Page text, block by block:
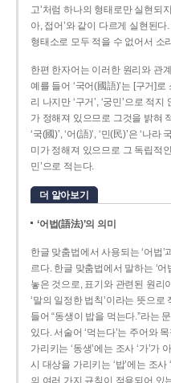
고’처럼 하나의 형태로만 실현되
아, 접어’와 같이 다르게 실현된
형태소로 모두 적을 수 없어서 소
한편 한자어는 이러한 원리와 관
예를 들어 ‘국어(國語)’는 [구거]로
리 나지만 ‘구거’, ‘궁민’으로 적
가 정해져 있으므로 그것을 밝혀
‘국(國)’, ‘어(語)’, ‘민(民)’은 ‘나라
미가 정해져 있으므로 그 독립적
민’으로 적는다.
더 알아보기
‘어법(語法)’의 의미
한글 맞춤법에서 사용되는 ‘어법’
르다. 한글 맞춤법에서 말하는 ‘
놓은 것으로, 표기와 관련된 원리
‘말의 일정한 법칙’이라는 뜻으
들어 “동생이 밥을 먹는다.”라는
있다. 서술어 ‘먹는다’는 주어와
가리키는 ‘동생’에는 조사 ‘가’가
시 대상을 가리키는 ‘밥’에는 조사
의 여러 가지 규칙이 적용되어 있